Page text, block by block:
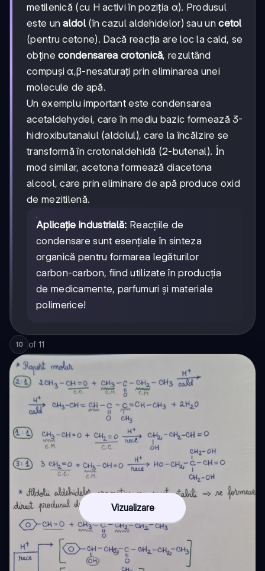
metilenică (cu H activi în poziția α). Produsul
este unaldol(în cazul aldehidelor) sau uncetol
(pentru cetone). Dacă reacția are loc la cald, se
obținecondensarea crotonică, rezultând
compuși α,β-nesaturați prin eliminarea unei
molecule de apă.
Un exemplu important este condensarea
acetaldehydei, care în mediu bazic formează 3-
hidroxibutanalul (aldolul), care la încălzire se
transformă în crotonaldehidă (2-butenal). În
mod similar, acetona formează diacetona
alcool, care prin eliminare de apă produce oxid
de mezitilenă.
Aplicație industrială: Reacțiile de
condensare sunt esențiale în sinteza
organică pentru formarea legăturilor
carbon-carbon, fiind utilizate în producția
de medicamente, parfumuri și materiale
polimerice!
10 of 11
Vizualizare